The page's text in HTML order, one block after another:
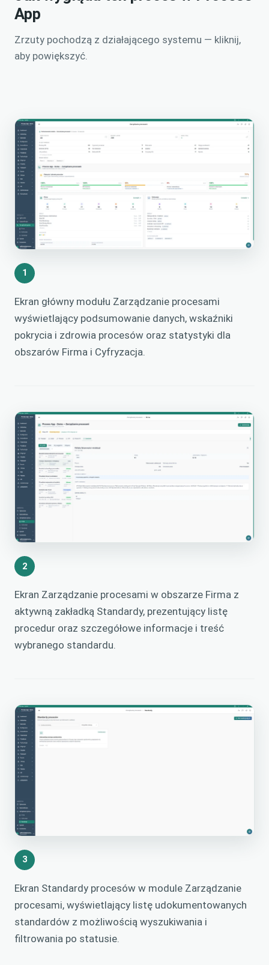
App
Zrzuty pochodzą z działającego systemu — kliknij,
aby powiększyć.
1
Ekran główny modułu Zarządzanie procesami
wyświetlający podsumowanie danych, wskaźniki
pokrycia i zdrowia procesów oraz statystyki dla
obszarów Firma i Cyfryzacja.
2
Ekran Zarządzanie procesami w obszarze Firma z
aktywną zakładką Standardy, prezentujący listę
procedur oraz szczegółowe informacje i treść
wybranego standardu.
3
Ekran Standardy procesów w module Zarządzanie
procesami, wyświetlający listę udokumentowanych
standardów z możliwością wyszukiwania i
filtrowania po statusie.